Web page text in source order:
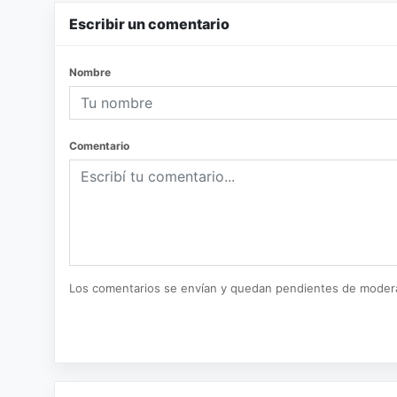
Escribir un comentario
Nombre
Comentario
Los comentarios se envían y quedan pendientes de